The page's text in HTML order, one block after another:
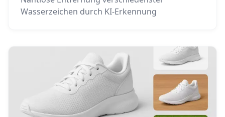
Wasserzeichen durch KI-Erkennung